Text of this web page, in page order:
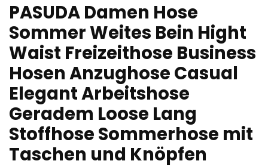
PASUDA Damen Hose
Sommer Weites Bein Hight
Waist Freizeithose Business
Hosen Anzughose Casual
Elegant Arbeitshose
Geradem Loose Lang
Stoffhose Sommerhose mit
Taschen und Knöpfen